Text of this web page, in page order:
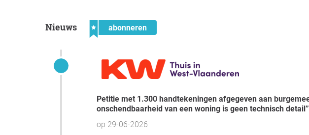
Nieuws abonneren
Petitie met 1.300 handtekeningen afgegeven aan burgemeester van Brugge: “De
onschendbaarheid van een woning is geen technisch detail”
op 29-06-2026